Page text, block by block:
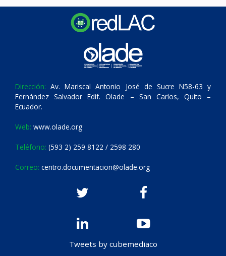
Dirección: Av. Mariscal Antonio José de Sucre N58-63 y
Fernández Salvador Edif. Olade – San Carlos, Quito –
Ecuador.
Web: www.olade.org
Teléfono: (593 2) 259 8122 / 2598 280
Correo: centro.documentacion@olade.org
Tweets by cubemediaco